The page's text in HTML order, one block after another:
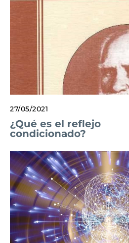
27/05/2021
¿Qué es el reflejo
condicionado?